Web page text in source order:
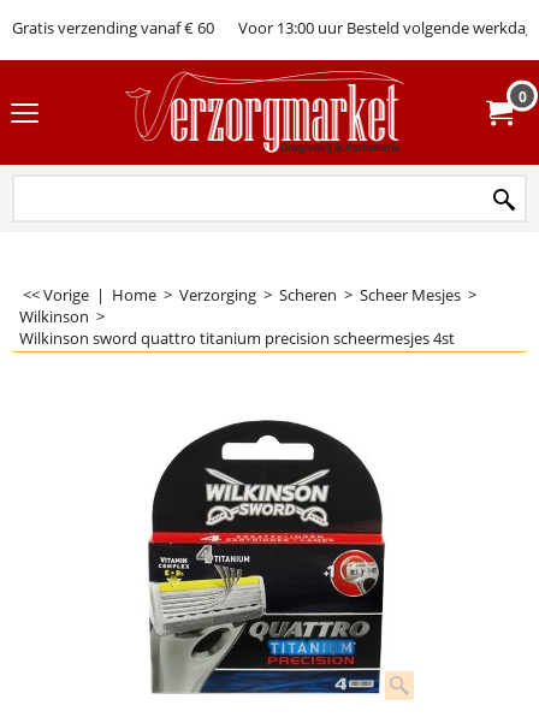
Gratis verzending vanaf € 60 Voor 13:00 uur Besteld volgende werkdag
0
<< Vorige | Home > Verzorging > Scheren > Scheer Mesjes >
Wilkinson >
Wilkinson sword quattro titanium precision scheermesjes 4st